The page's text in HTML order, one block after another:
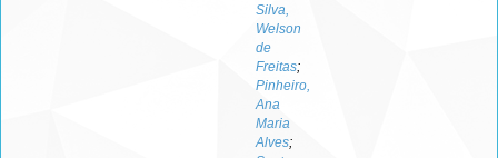
Silva,
Welson
de
Freitas;
Pinheiro,
Ana
Maria
Alves;